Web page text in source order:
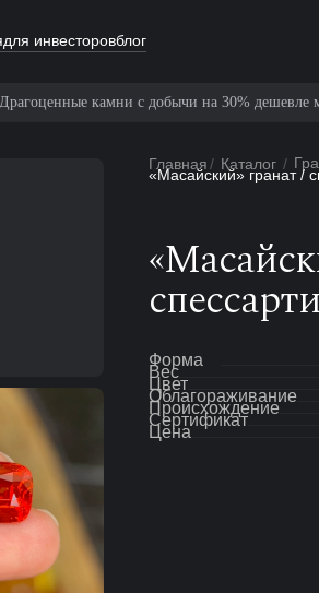
для инвесторовблог
камни с добычи на 30% дешевле
Форма
Вес
Цвет
Облагораживание
Происхождение
Сертификат
Цена
Главная/ Каталог /
«Масайский» гранат /